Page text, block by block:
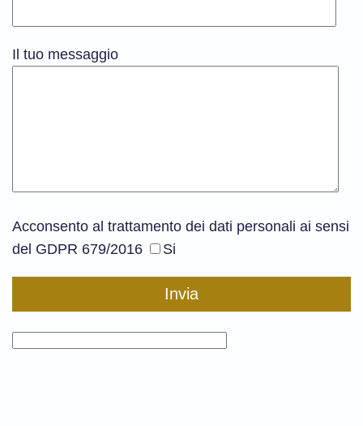
Il tuo messaggio
Acconsento al trattamento dei dati personali ai sensi
del GDPR 679/2016
Si